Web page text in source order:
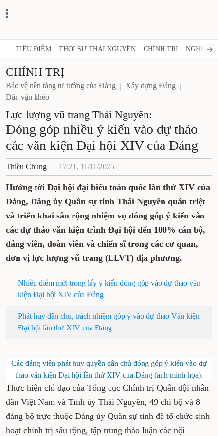
TIÊU ĐIỂM THỜI SỰ THÁI NGUYÊN CHÍNH TRỊ NGHỊ
CHÍNH TRỊ
Bảo vệ nền tảng tư tưởng của Đảng
Xây dựng Đảng
Dân vận khéo
Lực lượng vũ trang Thái Nguyên:
Đóng góp nhiều ý kiến vào dự thảo
các văn kiện Đại hội XIV của Đảng
Thiều Chung 17:21, 11/11/2025
Hướng tới Đại hội đại biểu toàn quốc lần thứ XIV của
Đảng, Đảng ủy Quân sự tỉnh Thái Nguyên quán triệt
và triển khai sâu rộng nhiệm vụ đóng góp ý kiến vào
các dự thảo văn kiện trình Đại hội đến 100% cán bộ,
đảng viên, đoàn viên và chiến sĩ trong các cơ quan,
đơn vị lực lượng vũ trang (LLVT) địa phương.
Nhiều điểm mới trong lấy ý kiến đóng góp vào dự thảo văn
kiện Đại hội XIV của Đảng
Phát huy dân chủ, trách nhiệm góp ý vào dự thảo Văn kiện
Đại hội lần thứ XIV của Đảng
Các đảng viên phát huy quyền dân chủ đóng góp ý kiến vào dự
thảo văn kiện Đại hội lần thứ XIV của Đảng (ảnh minh họa).
Thực hiện chỉ đạo của Tổng cục Chính trị Quân đội nhân
dân Việt Nam và Tỉnh ủy Thái Nguyên, 49 chi bộ và 8
đảng bộ trực thuộc Đảng ủy Quân sự tỉnh đã tổ chức sinh
hoạt chính trị sâu rộng, tập trung thảo luận các nội